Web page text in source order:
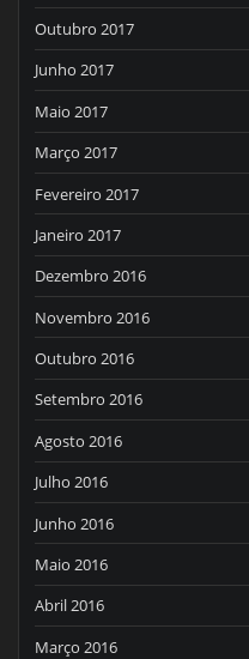
Outubro 2017
Junho 2017
Maio 2017
Março 2017
Fevereiro 2017
Janeiro 2017
Dezembro 2016
Novembro 2016
Outubro 2016
Setembro 2016
Agosto 2016
Julho 2016
Junho 2016
Maio 2016
Abril 2016
Março 2016